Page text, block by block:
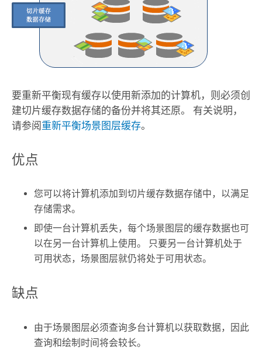
要重新平衡现有缓存以使用新添加的计算机，则必须创
建切片缓存数据存储的备份并将其还原。 有关说明，
请参阅重新平衡场景图层缓存。
优点
您可以将计算机添加到切片缓存数据存储中，以满足
存储需求。
即使一台计算机丢失，每个场景图层的缓存数据也可
以在另一台计算机上使用。 只要另一台计算机处于
可用状态，场景图层就仍将处于可用状态。
缺点
由于场景图层必须查询多台计算机以获取数据，因此
查询和绘制时间将会较长。